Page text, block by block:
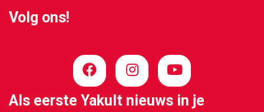
Volg ons!
Als eerste Yakult nieuws in je